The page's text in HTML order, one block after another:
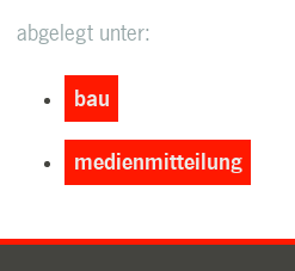
abgelegt unter:
bau
medienmitteilung